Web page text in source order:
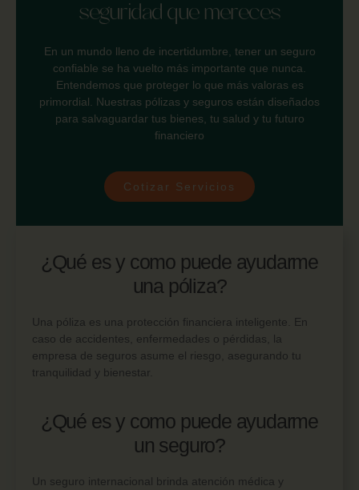
seguridad que mereces
En un mundo lleno de incertidumbre, tener un seguro
confiable se ha vuelto más importante que nunca.
Entendemos que proteger lo que más valoras es
primordial. Nuestras pólizas y seguros están diseñados
para salvaguardar tus bienes, tu salud y tu futuro
financiero
Cotizar Servicios
¿Qué es y como puede ayudarme
una póliza?
Una póliza es una protección financiera inteligente. En
caso de accidentes, enfermedades o pérdidas, la
empresa de seguros asume el riesgo, asegurando tu
tranquilidad y bienestar.
¿Qué es y como puede ayudarme
un seguro?
Un seguro internacional brinda atención médica y